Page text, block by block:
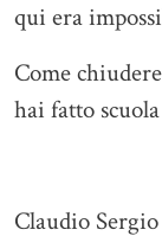
qui era
Come
hai fatto
Claudio Sergio